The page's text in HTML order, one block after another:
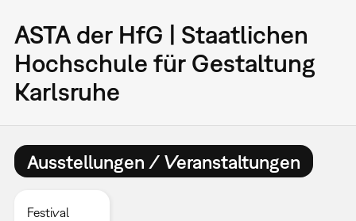
ASTA der HfG | Staatlichen
Hochschule für Gestaltung
Karlsruhe
Ausstellungen / Veranstaltungen
Festival